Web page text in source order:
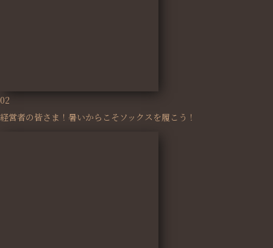
02
経営者の皆さま！暑いからこそソックスを履こう！